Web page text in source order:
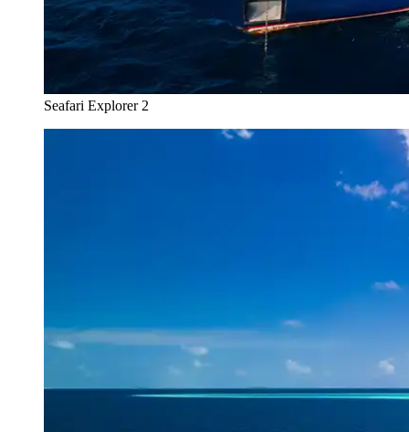
Seafari Explorer 2